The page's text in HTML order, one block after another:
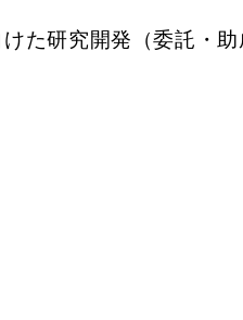
た研究開発（委託・助